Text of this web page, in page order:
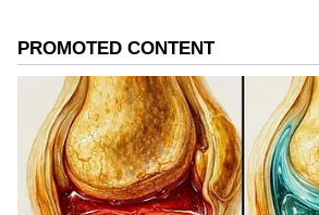
గూగుల్‌లో ఆసక్తికరమైన సమాచారం కోసం
ను మీ ఫ్రిఫర్డ్ సోర్స్ గా